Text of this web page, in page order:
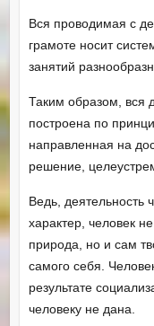
Вся проводимая с
грамоте носит
занятий
Таким образом, вся
построена по
направленная на
решение,
Ведь, деятельность
характер, человек
природа, но и сам
самого себя.
результате
человеку не дана.